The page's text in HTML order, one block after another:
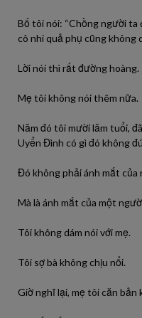
Bố tôi nói: “Chồng người ta
cô nhi quả phụ cũng không
Lời nói thì rất đường hoàng.
Mẹ tôi không nói thêm nữa.
Năm đó tôi mười lăm tuổi,
Uyển Đình có gì đó không
Đó không phải ánh mắt của
Mà là ánh mắt của một
Tôi không dám nói với mẹ.
Tôi sợ bà không chịu nổi.
Giờ nghĩ lại, mẹ tôi căn bản